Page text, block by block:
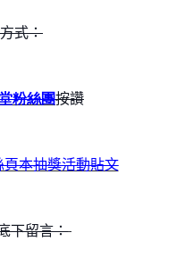
式：
粉絲團按讚
頁本抽獎活動貼文
下留言：